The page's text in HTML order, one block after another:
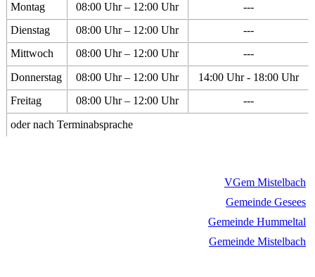
Montag 08:00 Uhr – 12:00 Uhr
---
Dienstag
08:00 Uhr – 12:00 Uhr
---
Mittwoch
08:00 Uhr – 12:00 Uhr
---
Donnerstag
08:00 Uhr – 12:00 Uhr
14:00 Uhr - 18:00 Uhr
Freitag
08:00 Uhr – 12:00 Uhr
---
oder nach Terminabsprache
VGem Mistelbach
Gemeinde Gesees
Gemeinde Hummeltal
Gemeinde Mistelbach